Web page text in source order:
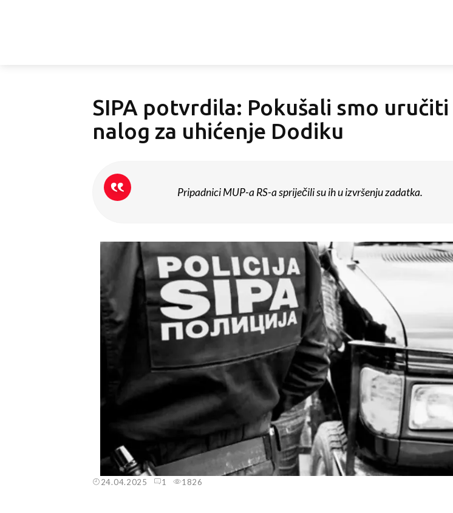
SIPA potvrdila: Pokušali smo uručiti
nalog za uhićenje Dodiku
Pripadnici MUP-a RS-a spriječili su ih u izvršenju zadatka.
24.04.2025 1 1826